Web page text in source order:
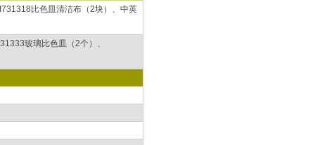
比色皿清洁布（2块）、中英
玻璃比色皿（2个）、